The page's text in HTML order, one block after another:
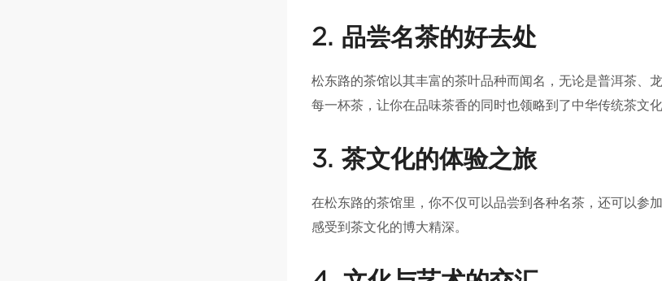
2. 品尝名茶的好去处
松东路的茶馆以其丰富的茶叶品种而闻名，无论是普洱茶、
每一杯茶，让你在品味茶香的同时也领略到了中华传统茶文化
3. 茶文化的体验之旅
在松东路的茶馆里，你不仅可以品尝到各种名茶，还可以参
感受到茶文化的博大精深。